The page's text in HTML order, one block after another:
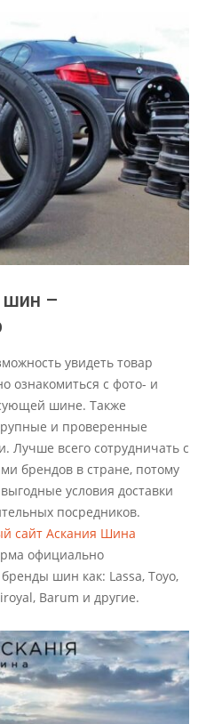
шин –
увидеть товар
ознакомиться с фото- и
шине. Также
и проверенные
Лучше всего сотрудничать с
брендов в стране, потому
условия доставки
посредников.
сайт Аскания Шина
официально
шин как: Lassa, Toyo,
Barum и другие.